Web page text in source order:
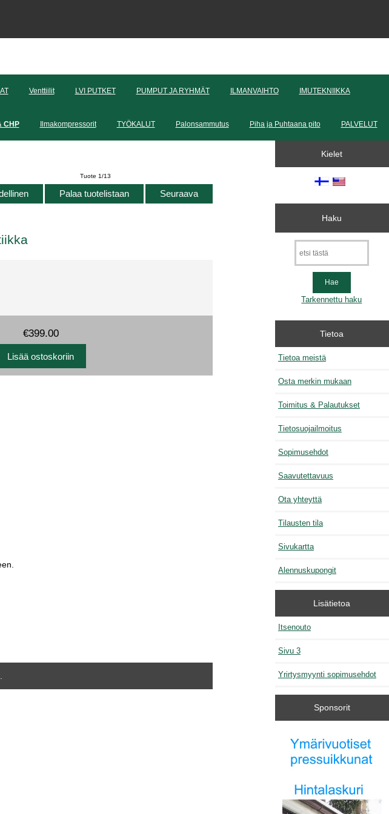
Venttiilit LVI PUTKET PUMPUT JA RYHMÄT ILMANVAIHTO IMUTEKNIIKKA
CHP Ilmakompressorit TYÖKALUT Palonsammutus Piha ja Puhtaana pito PALVELUT
Tuote 1/13
Palaa tuotelistaan Seuraava
€399.00
Kielet
Haku
Tarkennettu haku
Tietoa
Tietoa meistä
Osta merkin mukaan
Toimitus & Palautukset
Tietosuojailmoitus
Sopimusehdot
Saavutettavuus
Ota yhteyttä
Tilausten tila
Sivukartta
Alennuskupongit
Lisätietoa
Itsenouto
Sivu 3
Yrirtysmyynti sopimusehdot
Sponsorit